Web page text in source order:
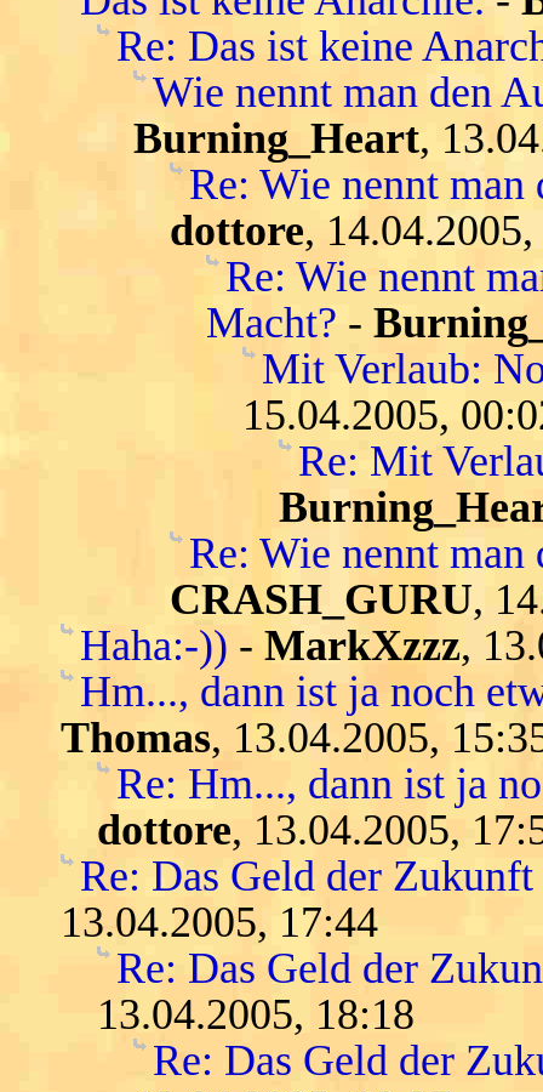
Re: Das ist keine
Wie nennt man den
Burning_Heart,
Re: Wie nennt man
dottore,
Re: Wie nennt
Macht? -
Mit Verlaub:
15.04.2005,
Re: Mit
Re: Wie nennt man
CRASH_GURU,
Haha:-)) - MarkXzzz,
Hm..., dann ist ja noch
Thomas, 13.04.2005,
Re: Hm..., dann ist ja
dottore, 13.04.2005,
Re: Das Geld der
13.04.2005, 17:44
Re: Das Geld der
13.04.2005, 18:18
Re: Das Geld der